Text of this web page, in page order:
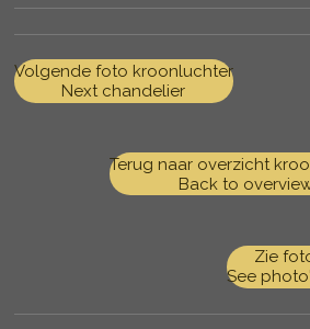
Volgende foto kroonluchter
Next chandelier
Terug naar overzicht
Back to
Zie
See